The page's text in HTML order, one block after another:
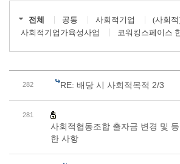
전체 공통 사회적기업
(사회
사회적기업가육성사업
코워킹스페이스
282 RE: 배당 시 사회적목적 2/3
281
사회적협동조합 출자금 변경 및
한 사항